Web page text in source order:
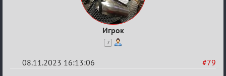
Игрок
7
#79
08.11.2023 16:13:06